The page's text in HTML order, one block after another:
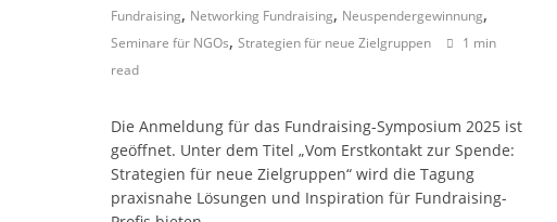
k
e
t
Fundraising, Networking Fundraising, Neuspendergewinnung,
Seminare für NGOs, Strategien für neue Zielgruppen
1 min
read
Die Anmeldung für das Fundraising-Symposium 2025 ist
geöffnet. Unter dem Titel „Vom Erstkontakt zur Spende:
Strategien für neue Zielgruppen“ wird die Tagung
praxisnahe Lösungen und Inspiration für Fundraising-